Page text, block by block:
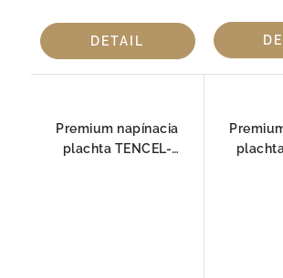
DETAIL
Premium napínacia
plachta TENCEL-